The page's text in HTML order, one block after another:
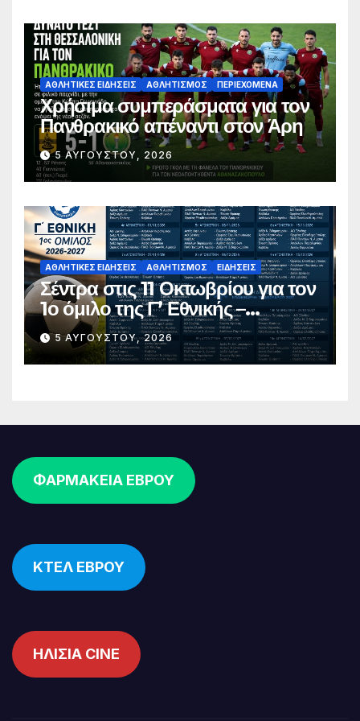
ΑΘΛΗΤΙΚΈΣ ΕΙΔΉΣΕΙΣ ΑΘΛΗΤΙΣΜΌΣ ΠΕΡΙΕΧΌΜΕΝΑ
Χρήσιμα συμπεράσματα για τον
Πανθρακικό απέναντι στον Άρη
5 ΑΥΓΟΎΣΤΟΥ, 2026
ΑΘΛΗΤΙΚΈΣ ΕΙΔΉΣΕΙΣ ΑΘΛΗΤΙΣΜΌΣ ΕΙΔΉΣΕΙΣ
Σέντρα στις 11 Οκτωβρίου για τον
1ο όμιλο της Γ’ Εθνικής –
Ανακοινώθηκε το πλήρες
πρόγραμμα
5 ΑΥΓΟΎΣΤΟΥ, 2026
ΦΑΡΜΑΚΕΙΑ ΕΒΡΟΥ
ΚΤΕΛ ΕΒΡΟΥ
ΗΛΙΣΙΑ CINE